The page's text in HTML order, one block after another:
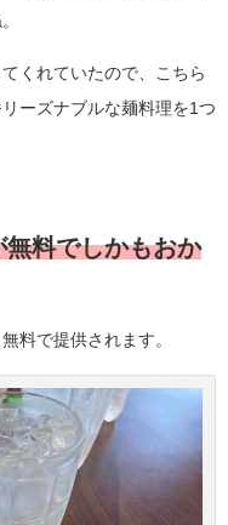
くれていたので、こちら
ーズナブルな麺料理を1つ
無料でしかもおか
料で提供されます。